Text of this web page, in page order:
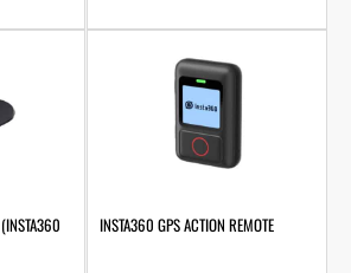
INSTA360 GPS ACTION REMOTE